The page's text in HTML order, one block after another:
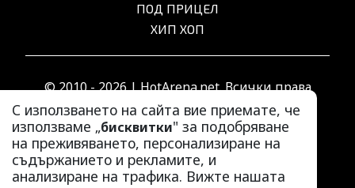
С използването на сайта вие приемате, че
използваме „бисквитки" за подобряване
на преживяването, персонализиране на
съдържанието и рекламите, и
анализиране на трафика. Вижте нашата
ПОД ПРИЦЕЛ
ХИП ХОП
© 2010 - 2026 | HotArena.net. Всички права
запазени.
РЕКЛАМА
КОНТАКТИ